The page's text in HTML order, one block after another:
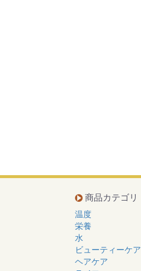
商品カテゴリ
温度
栄養
水
ビューティーケア
ヘアケア